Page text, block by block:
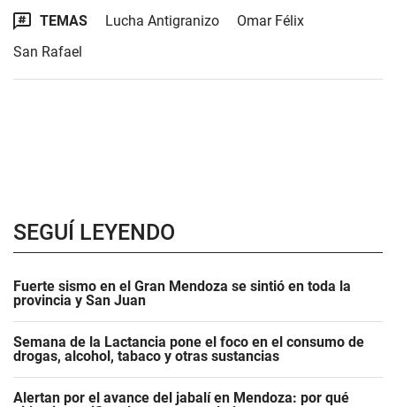
TEMAS Lucha Antigranizo
Omar Félix
San Rafael
SEGUÍ LEYENDO
Fuerte sismo en el Gran Mendoza se sintió en toda la
provincia y San Juan
Semana de la Lactancia pone el foco en el consumo de
drogas, alcohol, tabaco y otras sustancias
Alertan por el avance del jabalí en Mendoza: por qué